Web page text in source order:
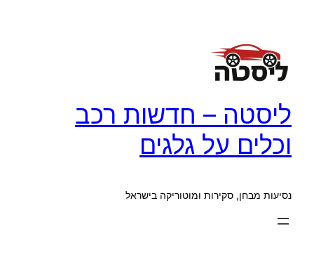
ליסטה – חדשות רכב
וכלים על גלגים
נסיעות מבחן, סקירות ומוטוריקה בישראל